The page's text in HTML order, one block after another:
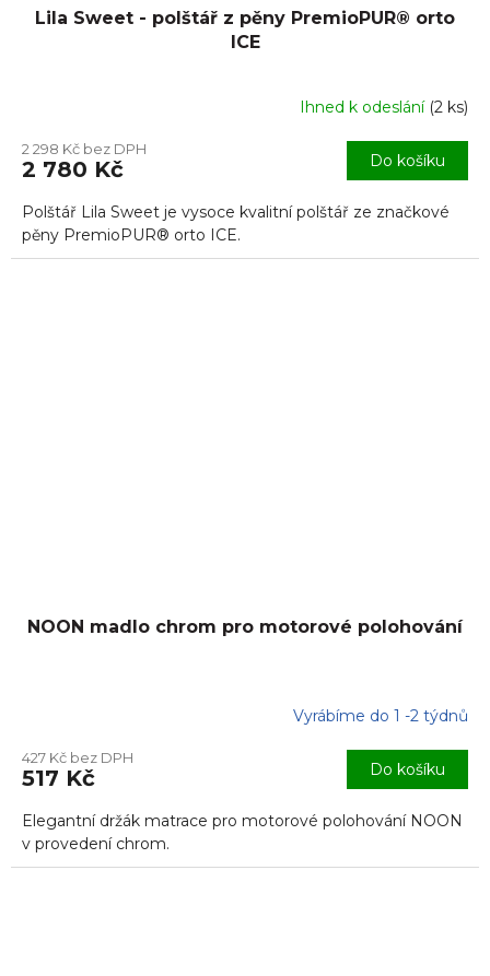
Lila Sweet - polštář z pěny PremioPUR® orto
ICE
produktu
je
z
5
hvězdiček.
Ihned k odeslání (2 ks)
2 298 Kč bez DPH
2 780 Kč Do košíku
Polštář Lila Sweet je vysoce kvalitní polštář ze značkové
pěny PremioPUR® orto ICE.
NOON madlo chrom pro motorové polohování
Vyrábíme do 1 -2 týdnů
427 Kč bez DPH
517 Kč Do košíku
Elegantní držák matrace pro motorové polohování NOON
v provedení chrom.